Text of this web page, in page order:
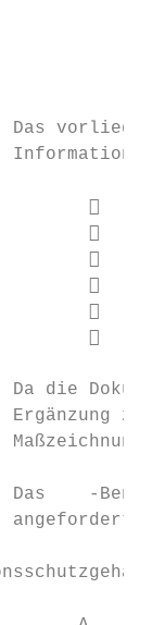
Das






Da die
Ergänzung zu
Das    -
angefordert